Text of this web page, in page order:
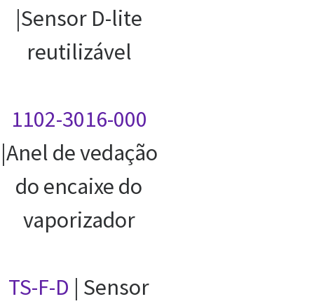
|Sensor D-lite
reutilizável
1102-3016-000
|Anel de vedação
do encaixe do
vaporizador
TS-F-D | Sensor